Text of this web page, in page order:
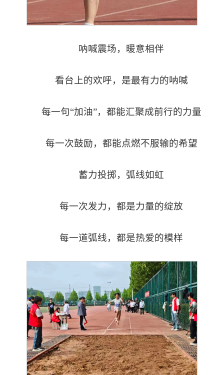
呐喊震场，暖意相伴
看台上的欢呼，是最有力的呐喊
每一句“加油”，都能汇聚成前行的力量
每一次鼓励，都能点燃不服输的希望
蓄力投掷，弧线如虹
每一次发力，都是力量的绽放
每一道弧线，都是热爱的模样